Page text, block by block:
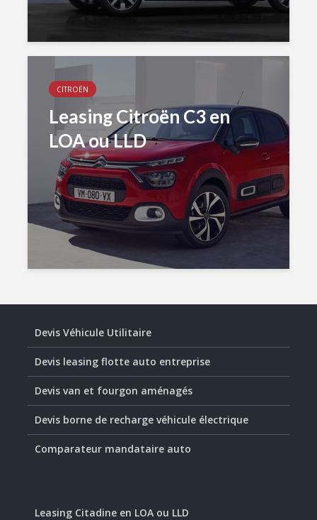
CITROËN
Leasing Citroën C3 en
LOA ou LLD
Devis Véhicule Utilitaire
Devis leasing flotte auto entreprise
Devis van et fourgon aménagés
Devis borne de recharge véhicule électrique
Comparateur mandataire auto
Leasing Citadine en LOA ou LLD